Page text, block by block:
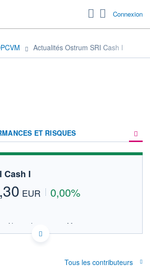
Connexion
Actualités Ostrum SRI Cash I
ET RISQUES
FORUM
Cash I
EUR 0,00%
Natixis Investment Managers
Tous les contributeurs